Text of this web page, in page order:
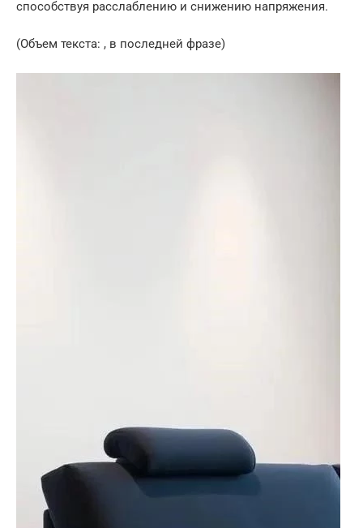
способствуя расслаблению и снижению напряжения.
(Объем текста: , в последней фразе)